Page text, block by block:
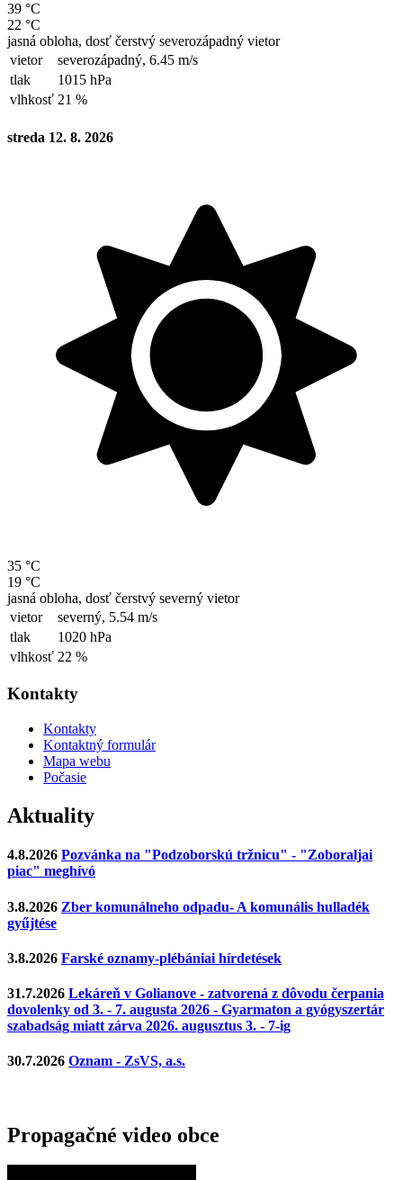
39 °C
22 °C
jasná obloha, dosť čerstvý severozápadný vietor
vietor
severozápadný, 6.45 m/s
tlak
1015 hPa
vlhkosť 21 %
streda 12. 8. 2026
35 °C
19 °C
jasná obloha, dosť čerstvý severný vietor
vietor
severný, 5.54 m/s
tlak
1020 hPa
vlhkosť 22 %
Kontakty
Kontakty
Kontaktný formulár
Mapa webu
Počasie
Aktuality
4.8.2026 Pozvánka na "Podzoborskú tržnicu" - "Zoboraljai
piac" meghívó
3.8.2026 Zber komunálneho odpadu- A komunális hulladék
gyűjtése
3.8.2026 Farské oznamy-plébániai hírdetések
31.7.2026 Lekáreň v Golianove - zatvorená z dôvodu čerpania
dovolenky od 3. - 7. augusta 2026 - Gyarmaton a gyógyszertár
szabadság miatt zárva 2026. augusztus 3. - 7-ig
30.7.2026 Oznam - ZsVS, a.s.
Propagačné video obce